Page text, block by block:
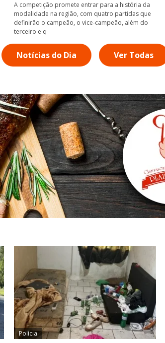
A competição promete entrar para a história da
modalidade na região, com quatro partidas que
definirão o campeão, o vice-campeão, além do
terceiro e q
Notícias do Dia Ver Todas
Polícia